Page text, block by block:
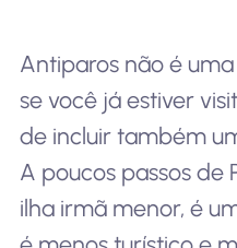
Antiparos não é
se você já estiver
de incluir também
A poucos passos de
ilha irmã menor, é